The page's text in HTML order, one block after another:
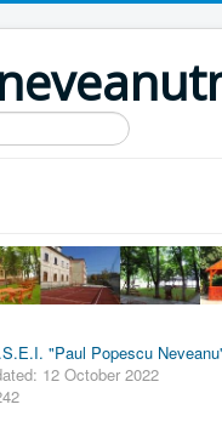
"Paul Popescu
12 October 2022